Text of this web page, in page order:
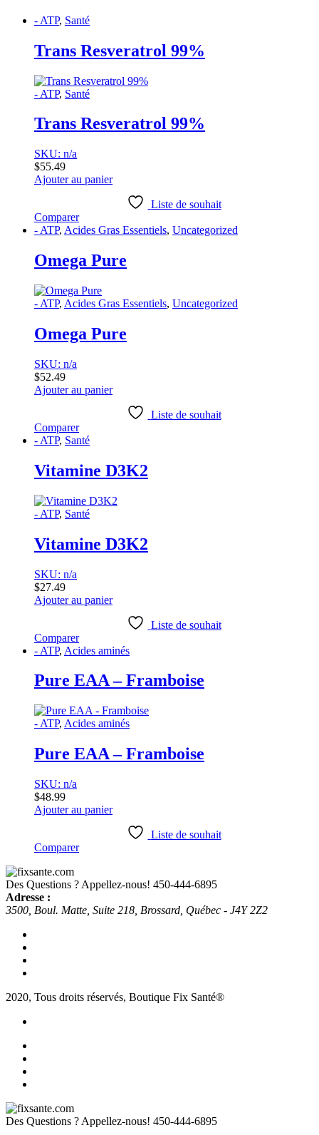
- ATP, Santé
Trans Resveratrol 99%
- ATP, Santé
Trans Resveratrol 99%
SKU: n/a
$55.49
Ajouter au panier
Liste de souhait
Comparer
- ATP, Acides Gras Essentiels, Uncategorized
Omega Pure
- ATP, Acides Gras Essentiels, Uncategorized
Omega Pure
SKU: n/a
$52.49
Ajouter au panier
Liste de souhait
Comparer
- ATP, Santé
Vitamine D3K2
- ATP, Santé
Vitamine D3K2
SKU: n/a
$27.49
Ajouter au panier
Liste de souhait
Comparer
- ATP, Acides aminés
Pure EAA – Framboise
- ATP, Acides aminés
Pure EAA – Framboise
SKU: n/a
$48.99
Ajouter au panier
Liste de souhait
Comparer
Des Questions ? Appellez-nous! 450-444-6895
Adresse :
3500, Boul. Matte, Suite 218, Brossard, Québec - J4Y 2Z2
2020, Tous droits réservés, Boutique Fix Santé®
Des Questions ? Appellez-nous! 450-444-6895